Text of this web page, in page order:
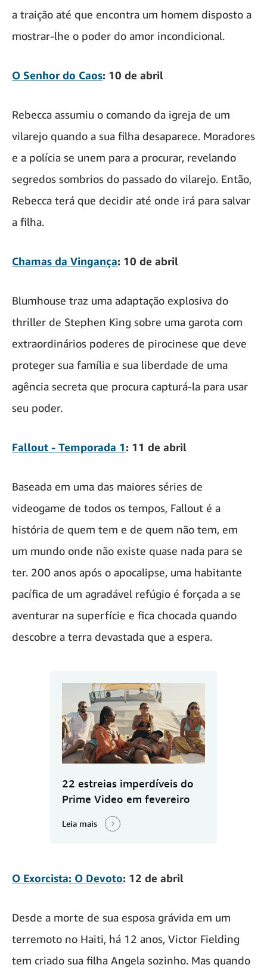
a traição até que encontra um homem disposto a
mostrar-lhe o poder do amor incondicional.
O Senhor do Caos: 10 de abril
Rebecca assumiu o comando da igreja de um
vilarejo quando a sua filha desaparece. Moradores
e a polícia se unem para a procurar, revelando
segredos sombrios do passado do vilarejo. Então,
Rebecca terá que decidir até onde irá para salvar
a filha.
Chamas da Vingança: 10 de abril
Blumhouse traz uma adaptação explosiva do
thriller de Stephen King sobre uma garota com
extraordinários poderes de pirocinese que deve
proteger sua família e sua liberdade de uma
agência secreta que procura capturá-la para usar
seu poder.
Fallout - Temporada 1: 11 de abril
Baseada em uma das maiores séries de
videogame de todos os tempos, Fallout é a
história de quem tem e de quem não tem, em
um mundo onde não existe quase nada para se
ter. 200 anos após o apocalipse, uma habitante
pacífica de um agradável refúgio é forçada a se
aventurar na superfície e fica chocada quando
descobre a terra devastada que a espera.
22 estreias imperdíveis do
Prime Video em fevereiro
Leia mais
O Exorcista: O Devoto: 12 de abril
Desde a morte de sua esposa grávida em um
terremoto no Haiti, há 12 anos, Victor Fielding
tem criado sua filha Angela sozinho. Mas quando